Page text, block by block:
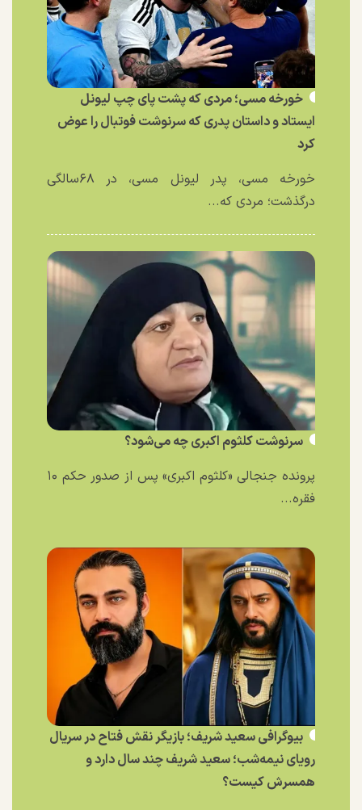
خورخه مسی؛ مردی که پشت پای چپ لیونل
ایستاد و داستان پدری که سرنوشت فوتبال را عوض
کرد
خورخه مسی، پدر لیونل مسی، در ۶۸سالگی
درگذشت؛ مردی که...
سرنوشت کلثوم اکبری چه می‌شود؟
پرونده جنجالی «کلثوم اکبری» پس از صدور حکم ۱۰
فقره...
بیوگرافی سعید شریف؛ بازیگر نقش فتاح در سریال
رویای نیمه‌شب؛ سعید شریف چند سال دارد و
همسرش کیست؟